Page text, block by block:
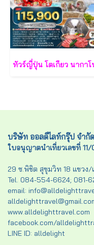
บริษัท ออลดีไลท์กรุ๊ป จำกัด
ใบอนุญาตนำเที่ยวเลขที่
29 ซ.พิชิต สุขุมวิท 18 แขวง/
Tel. 084-554-6624; 081-
email:
www.alldelighttravel.com
facebook.com/
LINE ID: alldelight